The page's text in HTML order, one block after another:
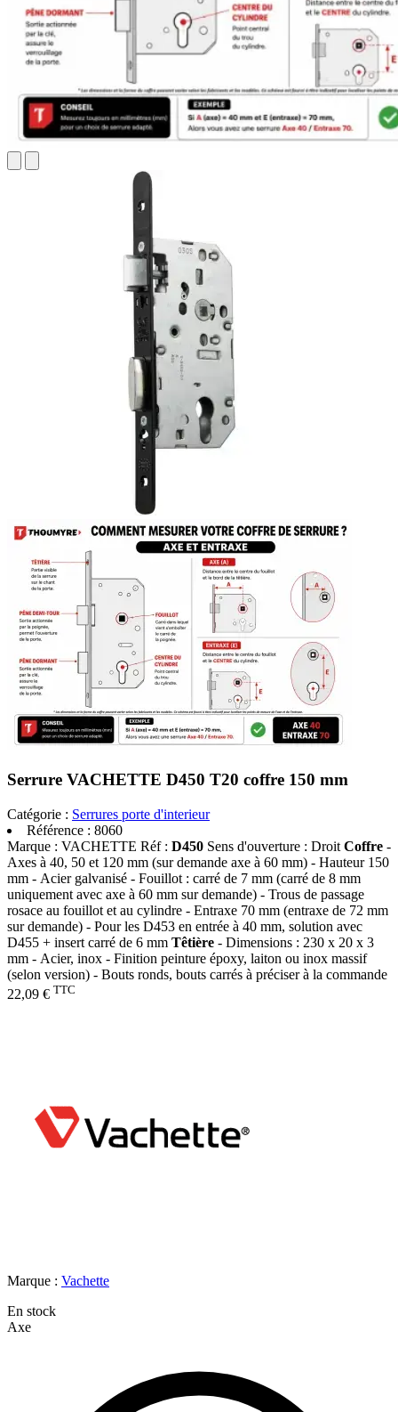
Serrure VACHETTE D450 T20 coffre 150 mm
Catégorie : Serrures porte d'interieur
Référence : 8060
Marque : VACHETTE Réf : D450 Sens d'ouverture : Droit Coffre -
Axes à 40, 50 et 120 mm (sur demande axe à 60 mm) - Hauteur 150
mm - Acier galvanisé - Fouillot : carré de 7 mm (carré de 8 mm
uniquement avec axe à 60 mm sur demande) - Trous de passage
rosace au fouillot et au cylindre - Entraxe 70 mm (entraxe de 72 mm
sur demande) - Pour les D453 en entrée à 40 mm, solution avec
D455 + insert carré de 6 mm Têtière - Dimensions : 230 x 20 x 3
mm - Acier, inox - Finition peinture époxy, laiton ou inox massif
(selon version) - Bouts ronds, bouts carrés à préciser à la commande
22,09 € TTC
Marque : Vachette
En stock
Axe